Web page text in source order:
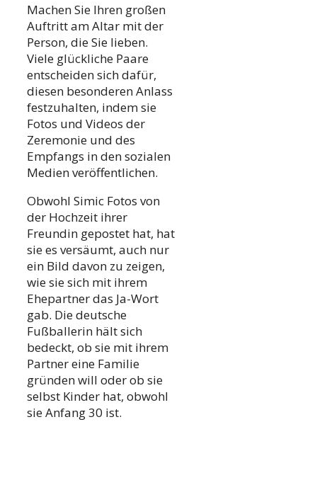
Machen Sie Ihren großen
Auftritt am Altar mit der
Person, die Sie lieben.
Viele glückliche Paare
entscheiden sich dafür,
diesen besonderen Anlass
festzuhalten, indem sie
Fotos und Videos der
Zeremonie und des
Empfangs in den sozialen
Medien veröffentlichen.
Obwohl Simic Fotos von
der Hochzeit ihrer
Freundin gepostet hat, hat
sie es versäumt, auch nur
ein Bild davon zu zeigen,
wie sie sich mit ihrem
Ehepartner das Ja-Wort
gab. Die deutsche
Fußballerin hält sich
bedeckt, ob sie mit ihrem
Partner eine Familie
gründen will oder ob sie
selbst Kinder hat, obwohl
sie Anfang 30 ist.